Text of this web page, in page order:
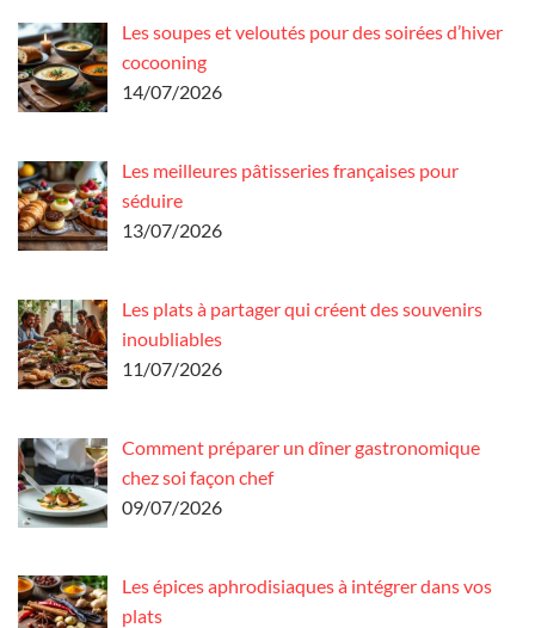
Les soupes et veloutés pour des soirées d’hiver
cocooning
14/07/2026
Les meilleures pâtisseries françaises pour
séduire
13/07/2026
Les plats à partager qui créent des souvenirs
inoubliables
11/07/2026
Comment préparer un dîner gastronomique
chez soi façon chef
09/07/2026
Les épices aphrodisiaques à intégrer dans vos
plats